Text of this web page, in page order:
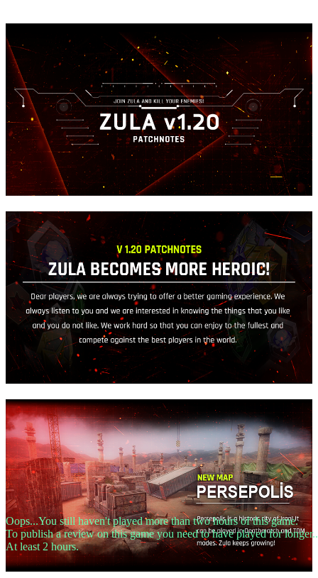
Spillet
Arrangementer
i
spillet
Nyheter
Media
Guide
Forum
Oops...You still haven't played more than two hours of this game.
To publish a review on this game you need to have played for
At least 2 hours.